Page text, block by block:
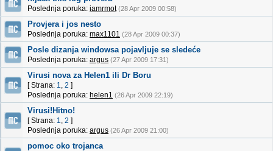
Poslednja poruka: iamrmot (28 Apr 2009 00:58)
Provjera i jos nesto
Poslednja poruka: max1101 (28 Apr 2009 00:37)
Posle dizanja windowsa pojavljuje se sledeće
Poslednja poruka: argus (27 Apr 2009 17:31)
Virusi nova za Helen1 ili Dr Boru
[ Strana: 1, 2 ]
Poslednja poruka: helen1 (26 Apr 2009 22:19)
Virusi!Hitno!
[ Strana: 1, 2 ]
Poslednja poruka: argus (26 Apr 2009 21:00)
pomoc oko trojanca